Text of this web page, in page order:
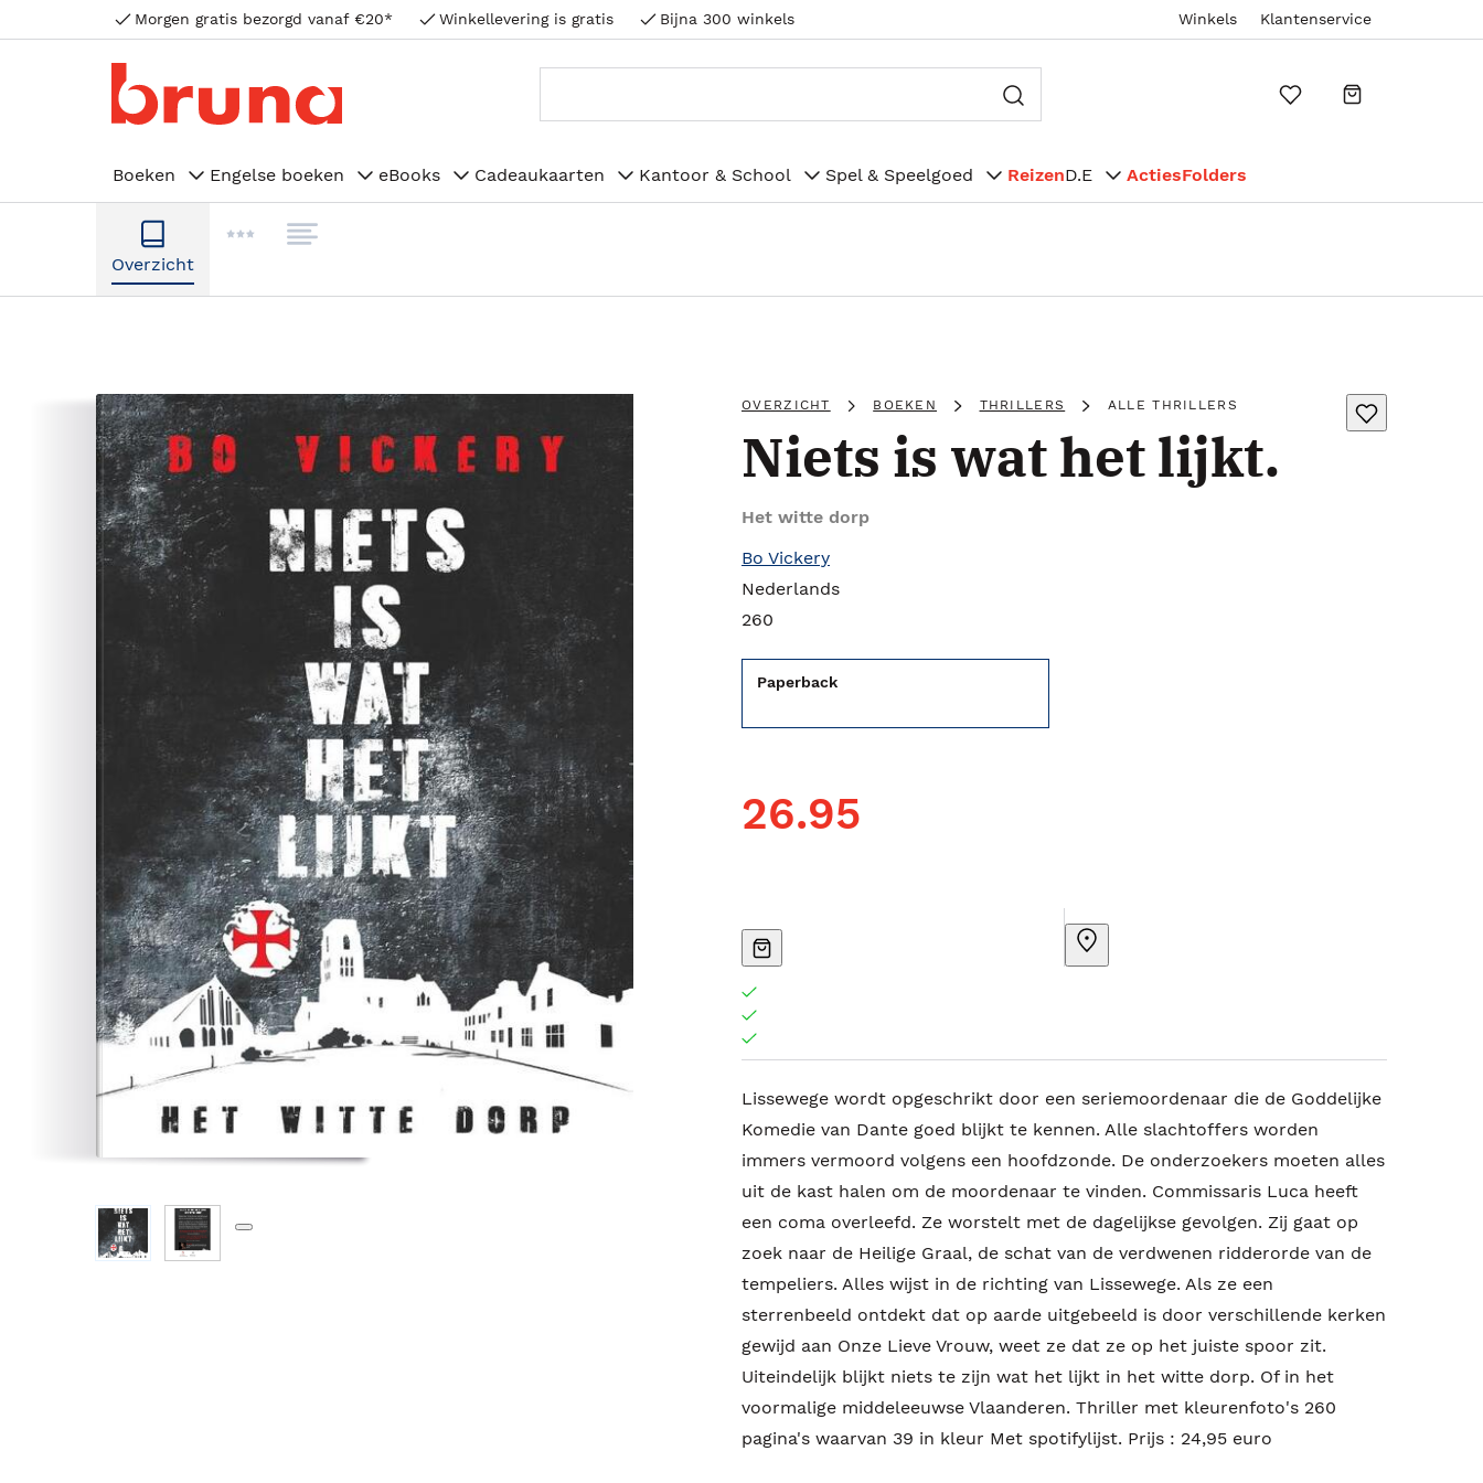
Morgen gratis bezorgd vanaf €20* Winkellevering is gratis Bijna 300 winkels Winkels Klantenservice
Boeken Engelse boeken eBooks Cadeaukaarten Kantoor & School Spel & Speelgoed ReizenD.E ActiesFolders
Overzicht
OVERZICHT BOEKEN THRILLERS ALLE THRILLERS
Niets is wat het lijkt.
Het witte dorp
Bo Vickery
Nederlands
260
Paperback
26.95
Lissewege wordt opgeschrikt door een seriemoordenaar die de Goddelijke
Komedie van Dante goed blijkt te kennen. Alle slachtoffers worden
immers vermoord volgens een hoofdzonde. De onderzoekers moeten alles
uit de kast halen om de moordenaar te vinden. Commissaris Luca heeft
een coma overleefd. Ze worstelt met de dagelijkse gevolgen. Zij gaat op
zoek naar de Heilige Graal, de schat van de verdwenen ridderorde van de
tempeliers. Alles wijst in de richting van Lissewege. Als ze een
sterrenbeeld ontdekt dat op aarde uitgebeeld is door verschillende kerken
gewijd aan Onze Lieve Vrouw, weet ze dat ze op het juiste spoor zit.
Uiteindelijk blijkt niets te zijn wat het lijkt in het witte dorp. Of in het
voormalige middeleeuwse Vlaanderen. Thriller met kleurenfoto's 260
pagina's waarvan 39 in kleur Met spotifylijst. Prijs : 24,95 euro